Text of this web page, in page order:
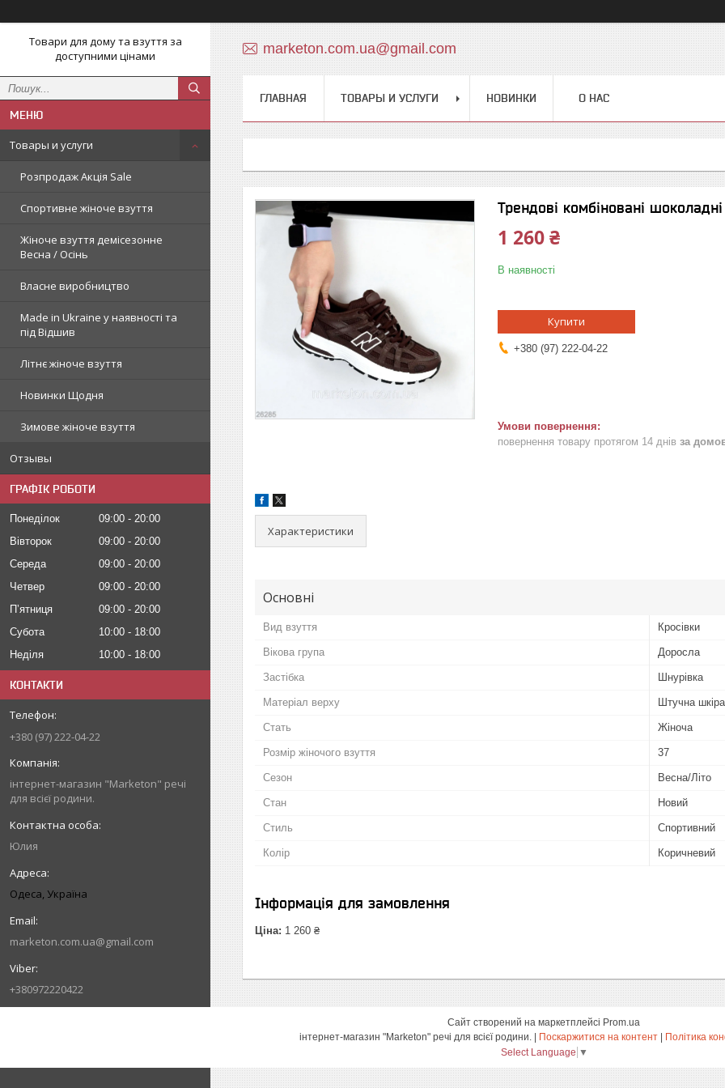
Товари для дому та взуття за
доступними цінами
Товары и услуги
Розпродаж Акція Sale
Спортивне жіноче взуття
Жіноче взуття демісезонне
Весна / Осінь
Власне виробництво
Made in Ukraine у наявності та
під Відшив
Літнє жіноче взуття
Новинки Щодня
Зимове жіноче взуття
Отзывы
ГРАФІК РОБОТИ
Понеділок 09:00
20:00
Вівторок
09:00
20:00
Середа
09:00
20:00
Четвер
09:00
20:00
Пʼятниця
09:00
20:00
Субота
10:00
18:00
Неділя
10:00 18:00
КОНТАКТИ
+380 (97) 222-04-22
інтернет-магазин "Marketon" речі
для всієї родини.
Юлия
Одеса, Україна
marketon.com.ua@gmail.com
+380972220422
marketon.com.ua@gmail.com
ГЛАВНАЯ ТОВАРЫ И УСЛУГИ НОВИНКИ О НАС
Трендові комбіновані
1 260 ₴
В наявності
Купити
+380 (97) 222-04-22
повернення товару протягом 14 днів за
Характеристики
Основні
Вид взуття Кросівки
Вікова група Доросла
Застібка Шнурівка
Матеріал верху Штучна
Стать Жіноча
Розмір жіночого взуття 37
Сезон Весна/Літо
Стан Новий
Стиль Спортивний
Колір Коричневий
Інформація для замовлення
Ціна: 1 260 ₴
Сайт створений на маркетплейсі Prom.ua
Поскаржитися на контент
Політика
Select Language ▼